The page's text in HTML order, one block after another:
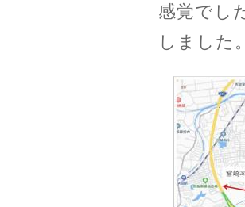
感覚でし
しました